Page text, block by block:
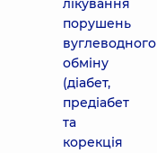
лікування
порушень
вуглеводного
обміну
(діабет,
предіабет
та
корекція